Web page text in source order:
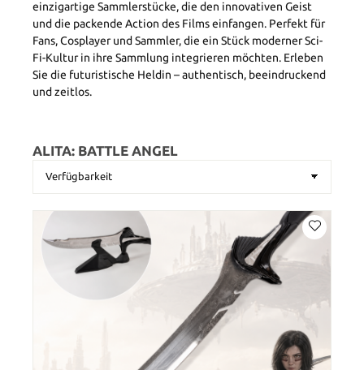
einzigartige Sammlerstücke, die den innovativen Geist
und die packende Action des Films einfangen. Perfekt für
Fans, Cosplayer und Sammler, die ein Stück moderner Sci-
Fi-Kultur in ihre Sammlung integrieren möchten. Erleben
Sie die futuristische Heldin – authentisch, beeindruckend
und zeitlos.
ALITA: BATTLE ANGEL